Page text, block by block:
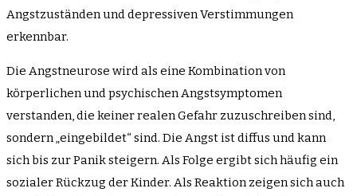
Angstzuständen und depressiven Verstimmungen
erkennbar.
Die Angstneurose wird als eine Kombination von
körperlichen und psychischen Angstsymptomen
verstanden, die keiner realen Gefahr zuzuschreiben sind,
sondern „eingebildet“ sind. Die Angst ist diffus und kann
sich bis zur Panik steigern. Als Folge ergibt sich häufig ein
sozialer Rückzug der Kinder. Als Reaktion zeigen sich auch